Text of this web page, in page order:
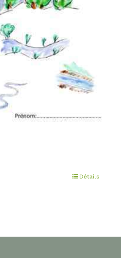
Détails